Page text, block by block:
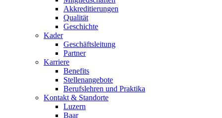
Akkreditierungen
Qualität
Geschichte
Kader
Geschäftsleitung
Partner
Karriere
Benefits
Stellenangebote
Berufslehren und Praktika
Kontakt & Standorte
Luzern
Baar